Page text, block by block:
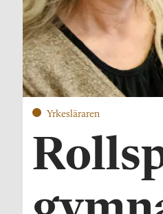
Yrkesläraren